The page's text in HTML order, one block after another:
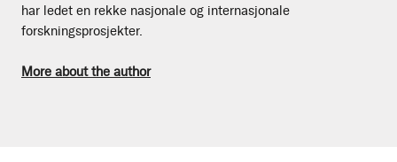
har ledet en rekke nasjonale og internasjonale
forskningsprosjekter.
More about the author